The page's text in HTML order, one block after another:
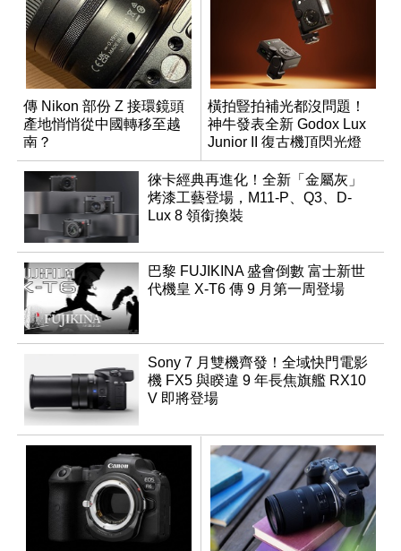
傳 Nikon 部份 Z 接環鏡頭
產地悄悄從中國轉移至越
南？
橫拍豎拍補光都沒問題！
神牛發表全新 Godox Lux
Junior II 復古機頂閃光燈
徠卡經典再進化！全新「金屬灰」
烤漆工藝登場，M11-P、Q3、D-
Lux 8 領銜換裝
巴黎 FUJIKINA 盛會倒數 富士新世
代機皇 X-T6 傳 9 月第一周登場
Sony 7 月雙機齊發！全域快門電影
機 FX5 與睽違 9 年長焦旗艦 RX10
V 即將登場